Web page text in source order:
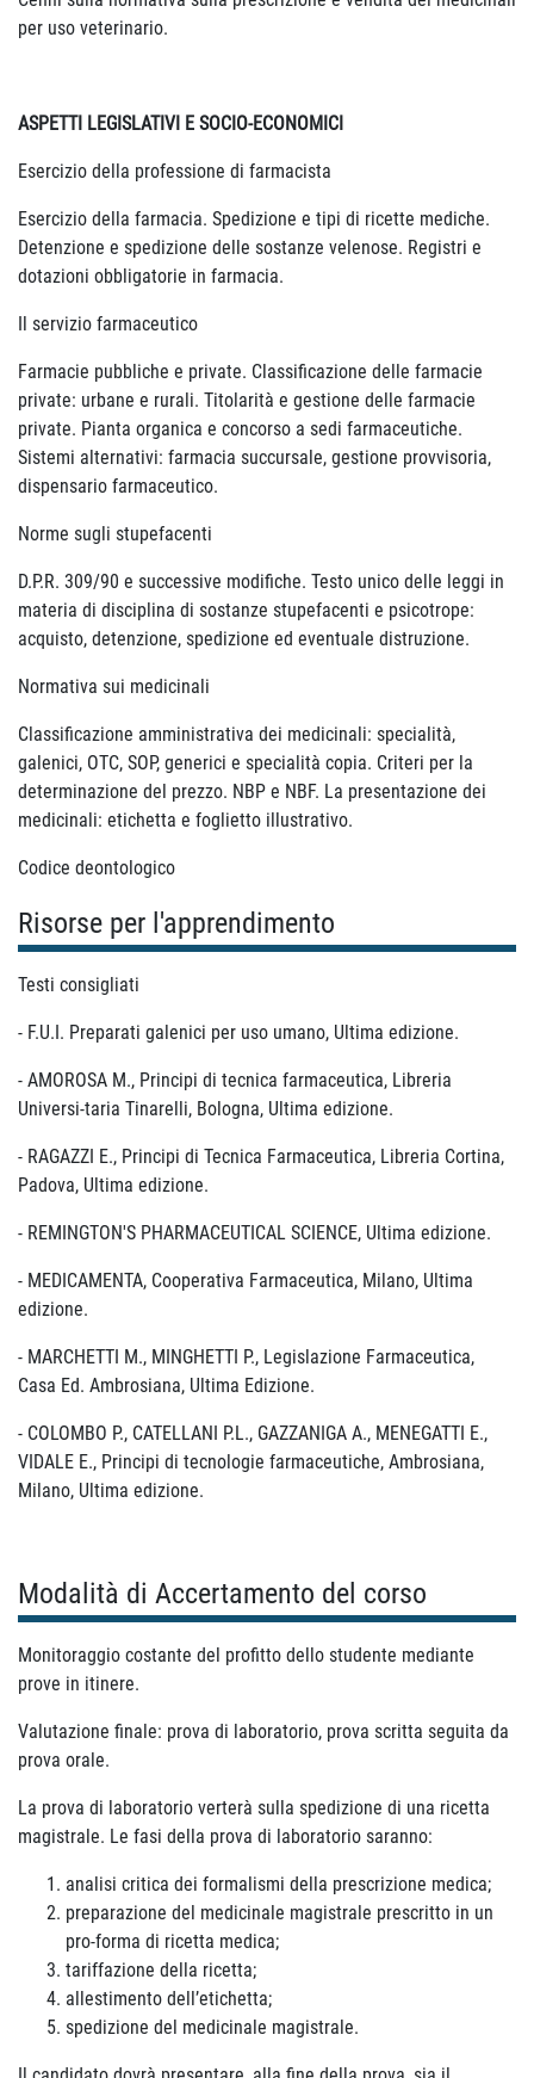
per uso veterinario.
ASPETTI LEGISLATIVI E SOCIO-ECONOMICI
Esercizio della professione di farmacista
Esercizio della farmacia. Spedizione e tipi di ricette mediche.
Detenzione e spedizione delle sostanze velenose. Registri e
dotazioni obbligatorie in farmacia.
Il servizio farmaceutico
Farmacie pubbliche e private. Classificazione delle farmacie
private: urbane e rurali. Titolarità e gestione delle farmacie
private. Pianta organica e concorso a sedi farmaceutiche.
Sistemi alternativi: farmacia succursale, gestione provvisoria,
dispensario farmaceutico.
Norme sugli stupefacenti
D.P.R. 309/90 e successive modifiche. Testo unico delle leggi in
materia di disciplina di sostanze stupefacenti e psicotrope:
acquisto, detenzione, spedizione ed eventuale distruzione.
Normativa sui medicinali
Classificazione amministrativa dei medicinali: specialità,
galenici, OTC, SOP, generici e specialità copia. Criteri per la
determinazione del prezzo. NBP e NBF. La presentazione dei
medicinali: etichetta e foglietto illustrativo.
Codice deontologico
Risorse per l'apprendimento
Testi consigliati
- F.U.I. Preparati galenici per uso umano, Ultima edizione.
- AMOROSA M., Principi di tecnica farmaceutica, Libreria
Universi-taria Tinarelli, Bologna, Ultima edizione.
- RAGAZZI E., Principi di Tecnica Farmaceutica, Libreria Cortina,
Padova, Ultima edizione.
- REMINGTON'S PHARMACEUTICAL SCIENCE, Ultima edizione.
- MEDICAMENTA, Cooperativa Farmaceutica, Milano, Ultima
edizione.
- MARCHETTI M., MINGHETTI P., Legislazione Farmaceutica,
Casa Ed. Ambrosiana, Ultima Edizione.
- COLOMBO P., CATELLANI P.L., GAZZANIGA A., MENEGATTI E.,
VIDALE E., Principi di tecnologie farmaceutiche, Ambrosiana,
Milano, Ultima edizione.
Modalità di Accertamento del corso
Monitoraggio costante del profitto dello studente mediante
prove in itinere.
Valutazione finale: prova di laboratorio, prova scritta seguita da
prova orale.
La prova di laboratorio verterà sulla spedizione di una ricetta
magistrale. Le fasi della prova di laboratorio saranno:
analisi critica dei formalismi della prescrizione medica;
preparazione del medicinale magistrale prescritto in un
pro-forma di ricetta medica;
tariffazione della ricetta;
allestimento dell’etichetta;
spedizione del medicinale magistrale.